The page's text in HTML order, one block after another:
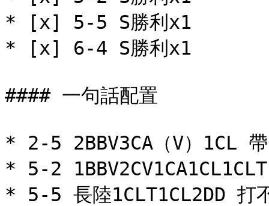
* [x] 5-5 S勝利x1
* [x] 6-4 S勝利x1
#### 一句話配置
* 2-5 2BBV3CA（V）1CL
* 5-2
* 5-5 長陸1CLT1CL2DD 打